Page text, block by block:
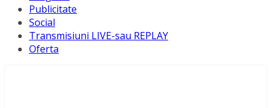
Publicitate
Social
Transmisiuni LIVE-sau REPLAY
Oferta